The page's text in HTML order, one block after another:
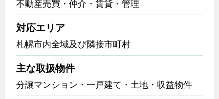
不動産売買・仲介・賃貸・管理
対応エリア
札幌市内全域及び隣接市町村
主な取扱物件
分譲マンション・一戸建て・土地・収益物件